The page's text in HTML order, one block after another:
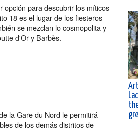
opción para descubrir los míticos
18 es el lugar de los fiesteros
se mezclan lo cosmopolita y
d'Or y Barbès.
la Gare du Nord le permitirá
de los demás distritos de